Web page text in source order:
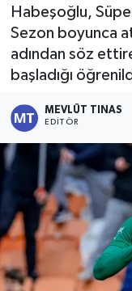
Habeşoğlu,
Sezon boyunca
adından söz
başladığı
MEVLÜT TINAS
EDITÖR
Yaşam